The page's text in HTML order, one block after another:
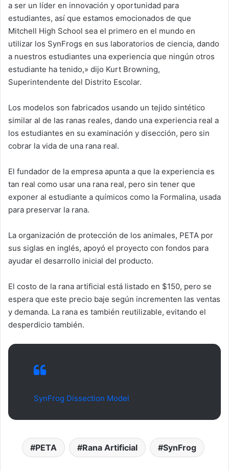
a ser un líder en innovación y oportunidad para
estudiantes, así que estamos emocionados de que
Mitchell High School sea el primero en el mundo en
utilizar los SynFrogs en sus laboratorios de ciencia, dando
a nuestros estudiantes una experiencia que ningún otros
estudiante ha tenido,» dijo Kurt Browning,
Superintendente del Distrito Escolar.
Los modelos son fabricados usando un tejido sintético
similar al de las ranas reales, dando una experiencia real a
los estudiantes en su examinación y disección, pero sin
cobrar la vida de una rana real.
El fundador de la empresa apunta a que la experiencia es
tan real como usar una rana real, pero sin tener que
exponer al estudiante a químicos como la Formalina, usada
para preservar la rana.
La organización de protección de los animales, PETA por
sus siglas en inglés, apoyó el proyecto con fondos para
ayudar el desarrollo inicial del producto.
El costo de la rana artificial está listado en $150, pero se
espera que este precio baje según incrementen las ventas
y demanda. La rana es también reutilizable, evitando el
desperdicio también.
SynFrog Dissection Model
PETA Rana Artificial SynFrog